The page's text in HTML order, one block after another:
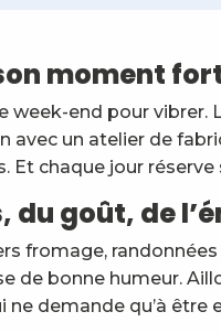
de l'été
moment
week-end pour
avec un atelier de
Et chaque jour
du goût, de
fromage,
de bonne humeur.
ne demande qu’à être